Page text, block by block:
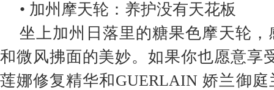
• 加州摩天轮：养护没有天花板
坐上加州日落里的糖果色摩天轮
和微风拂面的美妙。如果你也愿意享
莲娜修复精华和GUERLAIN 娇兰御